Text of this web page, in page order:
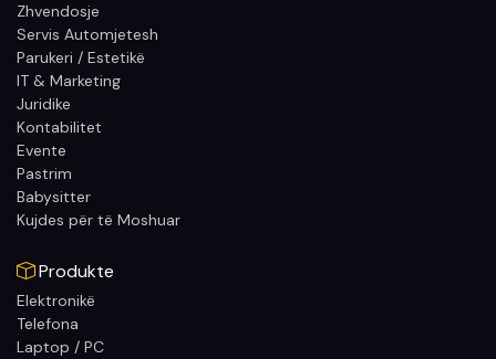
Zhvendosje
Servis Automjetesh
Parukeri / Estetikë
IT & Marketing
Juridike
Kontabilitet
Evente
Pastrim
Babysitter
Kujdes për të Moshuar
Produkte
Elektronikë
Telefona
Laptop / PC